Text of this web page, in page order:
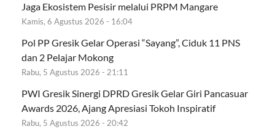
Jaga Ekosistem Pesisir melalui PRPM Mangare
Kamis, 6 Agustus 2026 - 16:04
Pol PP Gresik Gelar Operasi “Sayang”, Ciduk 11 PNS
dan 2 Pelajar Mokong
Rabu, 5 Agustus 2026 - 21:11
PWI Gresik Sinergi DPRD Gresik Gelar Giri Pancasuar
Awards 2026, Ajang Apresiasi Tokoh Inspiratif
Rabu, 5 Agustus 2026 - 20:42